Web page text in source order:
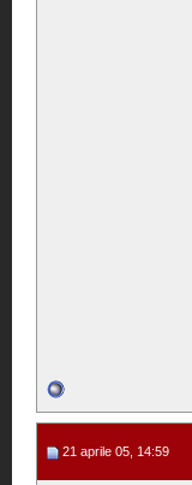
21 aprile 05, 14:59